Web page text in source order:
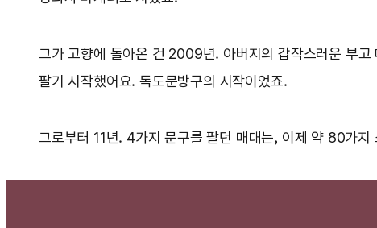
그가 고향에 돌아온 건 2009년. 아버지의 갑작스러운 부
팔기 시작했어요. 독도문방구의 시작이었죠.
그로부터 11년. 4가지 문구를 팔던 매대는, 이제 약 80가